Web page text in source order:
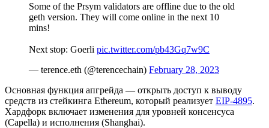
Some of the Prsym validators are offline due to the old
geth version. They will come online in the next 10
mins!
Next stop: Goerli pic.twitter.com/pb43Gq7w9C
— terence.eth (@terencechain) February 28, 2023
Основная функция апгрейда — открыть доступ к выводу
средств из стейкинга Ethereum, который реализует EIP-4895.
Хардфорк включает изменения для уровней консенсуса
(Capella) и исполнения (Shanghai).